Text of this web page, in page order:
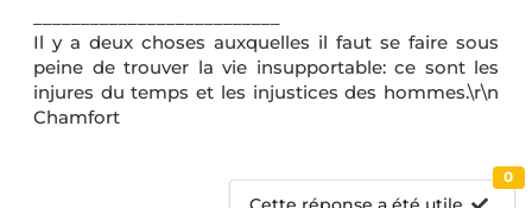
Il y a deux choses auxquelles il faut se faire sous
peine de trouver la vie insupportable: ce sont les
injures du temps et les injustices des hommes.\r\n
Chamfort
0